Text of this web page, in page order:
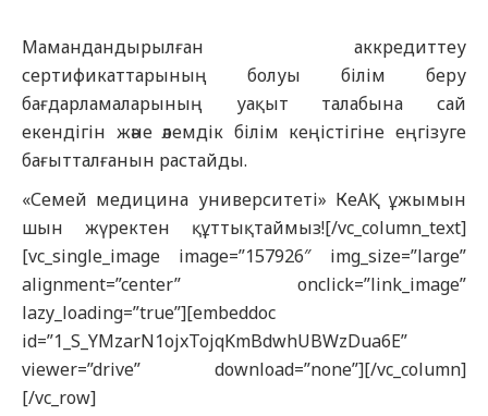
Мамандандырылған аккредиттеу
сертификаттарының болуы білім беру
бағдарламаларының уақыт талабына сай
екендігін және әлемдік білім кеңістігіне еңгізуге
бағытталғанын растайды.
«Семей медицина университеті» КеАҚ ұжымын
шын жүректен құттықтаймыз![/vc_column_text]
[vc_single_image image=”157926″ img_size=”large”
alignment=”center” onclick=”link_image”
lazy_loading=”true”][embeddoc
id=”1_S_YMzarN1ojxTojqKmBdwhUBWzDua6E”
viewer=”drive” download=”none”][/vc_column]
[/vc_row]